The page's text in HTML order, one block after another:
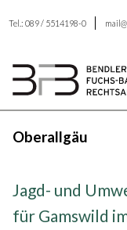
Tel.: 089 / 5514198-0
Oberallgäu
Jagd- und
für Gamswild